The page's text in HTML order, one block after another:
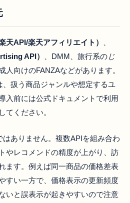
天API/楽天アフィリエイト）
API）
、DMM、旅行系のじ
人向けのFANZAなどがあります。
、扱う商品ジャンルや想定するユ
入前には公式ドキュメントで利用
てください。
ありません。複数APIを組み合わ
やレコメンドの精度が上がり、訪
ます。例えば同一商品の価格差表
すい一方で、価格表示の更新頻度
いと誤表示が起きやすいので注意